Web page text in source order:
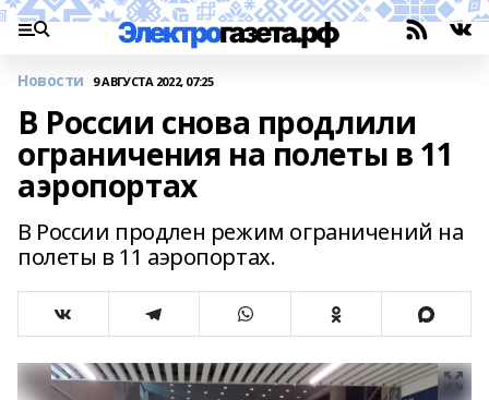
Новости 9 АВГУСТА 2022, 07:25
В России снова продлили
ограничения на полеты в 11
аэропортах
В России продлен режим ограничений на
полеты в 11 аэропортах.